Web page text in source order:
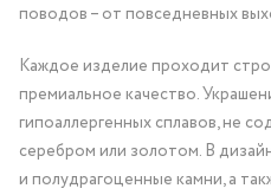
поводов – от повседневных
Каждое изделие проходит
премиальное качество.
гипоаллергенных сплавов, не
серебром или золотом. В
и полудрагоценные камни, а